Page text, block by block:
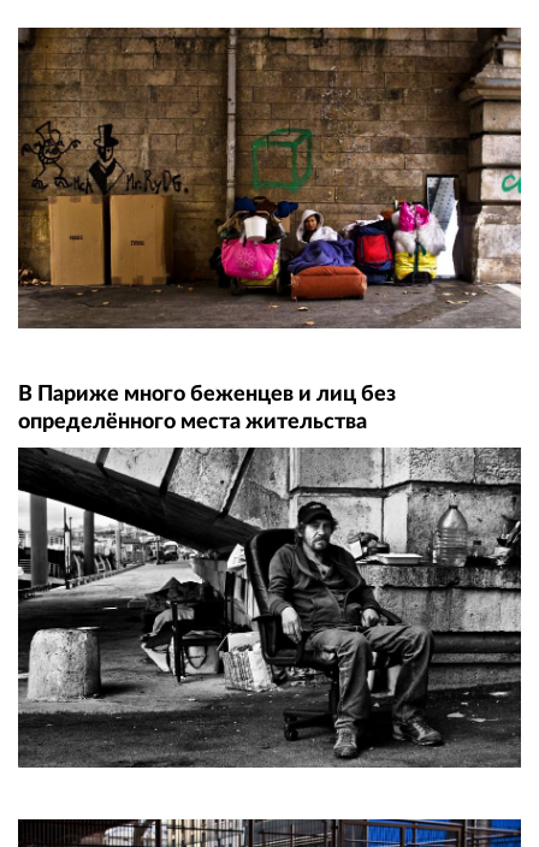
В Париже много беженцев и лиц без
определённого места жительства